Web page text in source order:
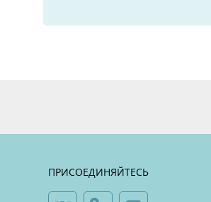
ПРИСОЕДИНЯЙТЕСЬ